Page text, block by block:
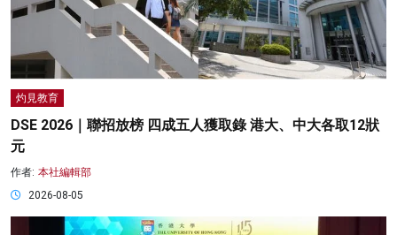
灼見教育
DSE 2026｜聯招放榜 四成五人獲取錄 港大、中大各取12狀
元
作者: 本社編輯部
2026-08-05